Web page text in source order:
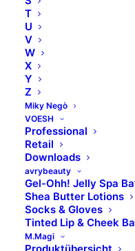
T
U
V
W
X
Y
Z
Miky Negò
VOESH
Professional
Retail
Downloads
avrybeauty
Gel-Ohh! Jelly Spa
Shea Butter Lotions
Socks & Gloves
Tinted Lip & Cheek
M.Magi
ANWENDUNG
INHALTSSTOFFE
WARNHINWEIS &
BILDER UND